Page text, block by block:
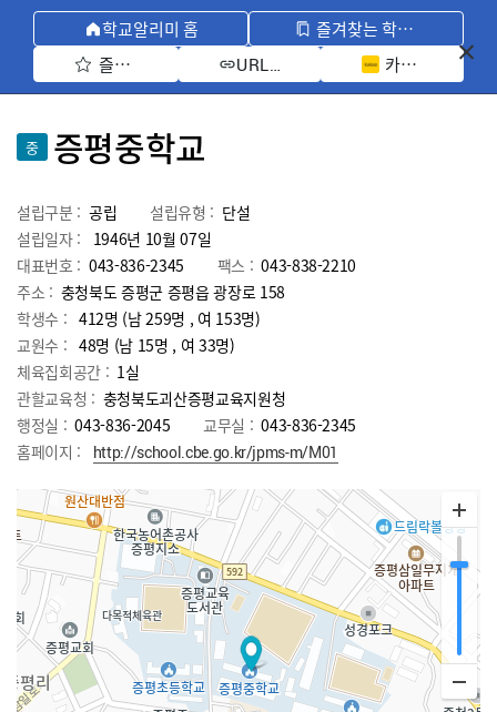
학교알리미 홈
즐겨찾는 학교 모아보기
즐겨찾기 선택
URL 복사 카카오톡 공유
중 증평중학교
설립구분 : 공립 설립유형 : 단설
설립일자 :
1946년 10월 07일
대표번호 : 043-836-2345 팩스 : 043-838-2210
주소 : 충청북도 증평군 증평읍 광장로 158
학생수 : 412명 (남 259명 , 여 153명)
교원수 : 48명 (남 15명 , 여 33명)
체육집회공간 : 1실
관할교육청 : 충청북도괴산증평교육지원청
행정실 : 043-836-2045 교무실 : 043-836-2345
홈페이지 :
http://school.cbe.go.kr/jpms-m/M01